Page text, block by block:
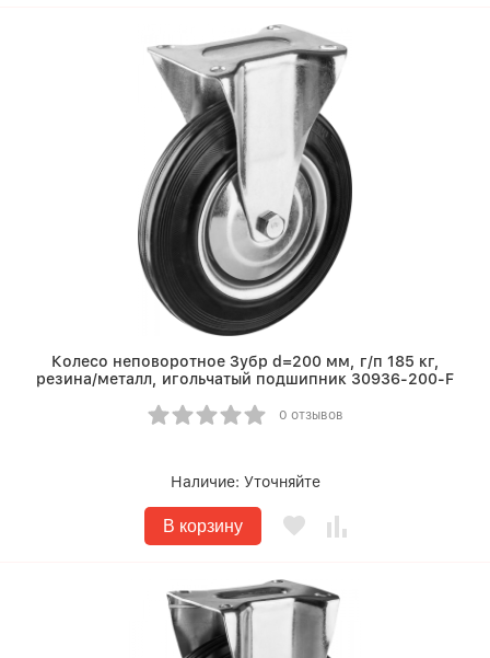
Колесо неповоротное Зубр d=200 мм, г/п 185 кг,
резина/металл, игольчатый подшипник 30936-200-F
0 отзывов
Наличие: Уточняйте
В корзину